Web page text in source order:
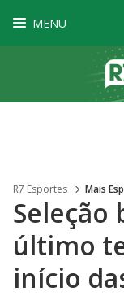
MENU
R7 Esportes Mais
Seleção
último
início